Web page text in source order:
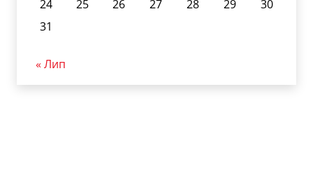
24
25 26 27 28 29
30
31
« Лип